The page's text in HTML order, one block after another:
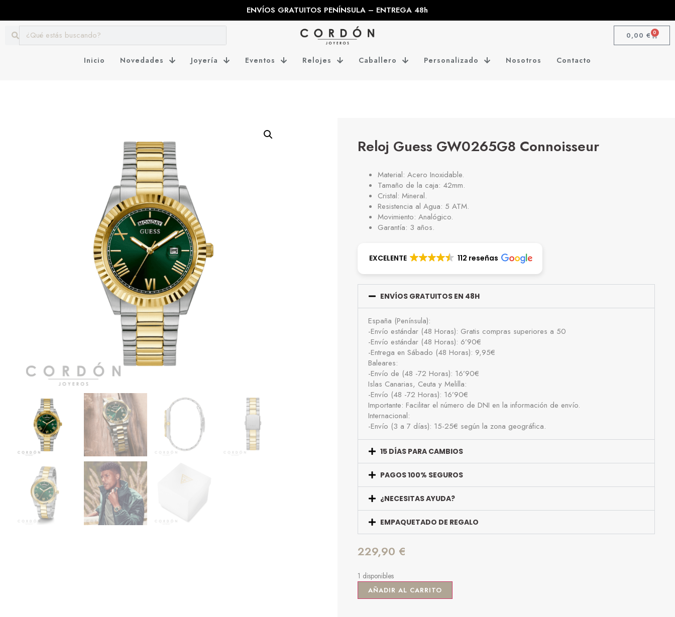
ENVÍOS GRATUITOS PENÍNSULA – ENTREGA 48h
0,00 € 0
Inicio Novedades Joyería Eventos Relojes Caballero Personalizado Nosotros Contacto
Reloj Guess GW0265G8 Connoisseur
Material: Acero Inoxidable.
Tamaño de la caja: 42mm.
Cristal: Mineral.
Resistencia al Agua: 5 ATM.
Movimiento: Analógico.
Garantía: 3 años.
EXCELENTE 112 reseñas
ENVÍOS GRATUITOS EN 48H
España (Península):
-Envío estándar (48 Horas): Gratis compras superiores a 50
-Envío estándar (48 Horas): 6’90€
-Entrega en Sábado (48 Horas): 9,95€
Baleares:
-Envío de (48 -72 Horas): 16’90€
Islas Canarias, Ceuta y Melilla:
-Envío (48 -72 Horas): 16’90€
Importante: Facilitar el número de DNI en la información de envío.
Internacional:
-Envío (3 a 7 días): 15-25€ según la zona geográfica.
15 DÍAS PARA CAMBIOS
PAGOS 100% SEGUROS
¿NECESITAS AYUDA?
EMPAQUETADO DE REGALO
229,90 €
1 disponibles
AÑADIR AL CARRITO